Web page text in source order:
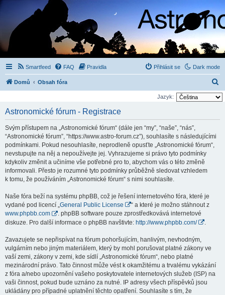
Dark mode
Smartfeed FAQ Pravidla Přihlásit se
Domů Obsah fóra
l
Jazyk:
Astronomické fórum - Registrace
Svým přístupem na „Astronomické fórum“ (dále jen “my”, “naše”, “nás”,
“Astronomické fórum”, “https://www.astro-forum.cz”), souhlasíte s následujícími
podmínkami. Pokud nesouhlasíte, neprodleně opusťte „Astronomické fórum“,
nevstupujte na něj a nepoužívejte jej. Vyhrazujeme si právo tyto podmínky
kdykoliv změnit a učiníme vše potřebné pro to, abychom vás o této změně
informovali. Přesto je rozumné tyto podmínky průběžně sledovat vzhledem
k tomu, že používáním „Astronomické fórum“ s nimi souhlasíte.
Naše fóra beží na systému phpBB, což je řešení internetového fóra, které je
vydané pod licencí „General Public License
“ a které je možno stáhnout z
www.phpbb.com
. phpBB software pouze zprostředkovává internetové
diskuze. Pro další informace o phpBB navštivte: http://www.phpbb.com/
Zavazujete se nepřispívat na fórum pohoršujícím, hanlivým, nevhodným,
vulgárním nebo jiným materiálem, který by mohl porušovat platné zákony ve
vaší zemi, zákony v zemi, kde sídlí „Astronomické fórum“, nebo platné
mezinárodní právo. Tato činnost může vést k okamžitému a trvalému vykázání
z fóra a/nebo upozornění vašeho poskytovatele internetových služeb (ISP) na
vaši činnost, pokud bude uznáno za nutné. IP adresy všech příspěvků jsou
ukládány pro případné uplatnění těchto opatření. Souhlasíte s tím, že